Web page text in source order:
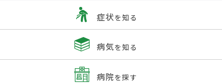
症状を知る
病気を知る
病院を探す